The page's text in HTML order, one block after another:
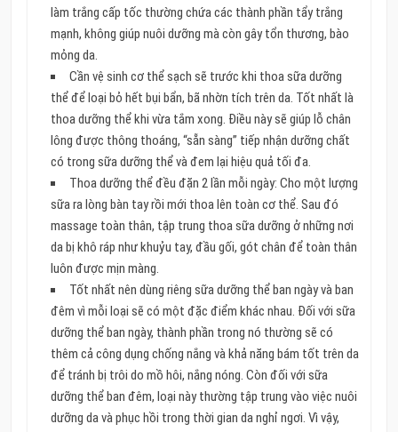
làm trắng cấp tốc thường chứa các thành phần tẩy trắng
mạnh, không giúp nuôi dưỡng mà còn gây tổn thương, bào
mỏng da.
Cần vệ sinh cơ thể sạch sẽ trước khi thoa sữa dưỡng
thể để loại bỏ hết bụi bẩn, bã nhờn tích trên da. Tốt nhất là
thoa dưỡng thể khi vừa tắm xong. Điều này sẽ giúp lỗ chân
lông được thông thoáng, “sẵn sàng” tiếp nhận dưỡng chất
có trong sữa dưỡng thể và đem lại hiệu quả tối đa.
Thoa dưỡng thể đều đặn 2 lần mỗi ngày: Cho một lượng
sữa ra lòng bàn tay rồi mới thoa lên toàn cơ thể. Sau đó
massage toàn thân, tập trung thoa sữa dưỡng ở những nơi
da bị khô ráp như khuỷu tay, đầu gối, gót chân để toàn thân
luôn được mịn màng.
Tốt nhất nên dùng riêng sữa dưỡng thể ban ngày và ban
đêm vì mỗi loại sẽ có một đặc điểm khác nhau. Đối với sữa
dưỡng thể ban ngày, thành phần trong nó thường sẽ có
thêm cả công dụng chống nắng và khả năng bám tốt trên da
để tránh bị trôi do mồ hôi, nắng nóng. Còn đối với sữa
dưỡng thể ban đêm, loại này thường tập trung vào việc nuôi
dưỡng da và phục hồi trong thời gian da nghỉ ngơi. Vì vậy,